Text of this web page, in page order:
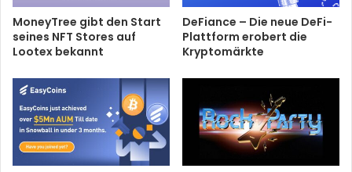
MoneyTree gibt den Start
seines NFT Stores auf
Lootex bekannt
DeFiance – Die neue DeFi-
Plattform erobert die
Kryptomärkte